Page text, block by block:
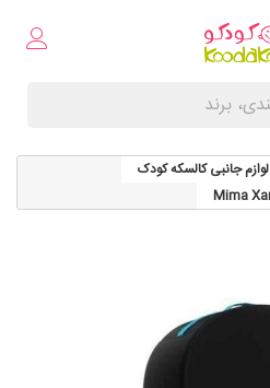
لوازم جانبی کالسکه کودک